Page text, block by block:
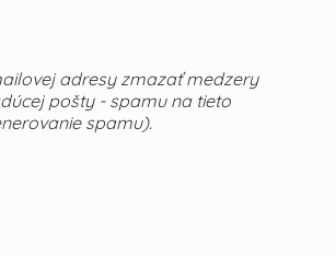
adresy zmazať medzery
pošty - spamu na tieto
spamu).